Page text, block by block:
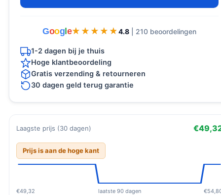
Goog e★★★★★
★★★★★ 4.8 | 210 beoordelingen
1-2 dagen bij je thuis
Hoge klantbeoordeling
Gratis verzending & retourneren
30 dagen geld terug garantie
Laagste prijs (30 dagen)
Prijs is aan de hoge kant
€49,32 laatste 90 dagen